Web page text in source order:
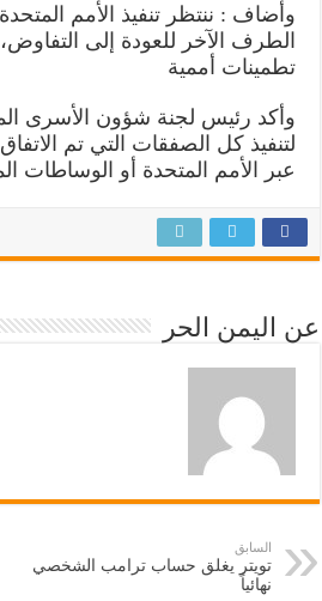
وأضاف : ننتظر تنفيذ الأمم
الطرف الآخر للعودة إلى
تطمينات أممية
وأكد رئيس لجنة شؤون الأسرى
لتنفيذ كل الصفقات التي تم
عبر الأمم المتحدة أو الوساطات
عن اليمن الحر
السابق
تويتر يغلق حساب ترامب الشخصي
نهائياً